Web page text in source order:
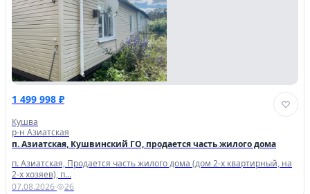
1 499 998 ₽
Кушва
р-н Азиатская
п. Азиатская, Кушвинский ГО, продается часть жилого дома
п. Азиатская, Продается часть жилого дома (дом 2-х квартирный, на
2-х хозяев), п...
07.08.2026· 26